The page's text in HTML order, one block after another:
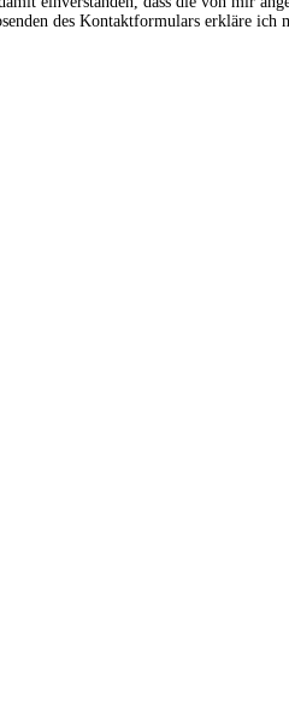
des Kontaktformulars erkläre ich